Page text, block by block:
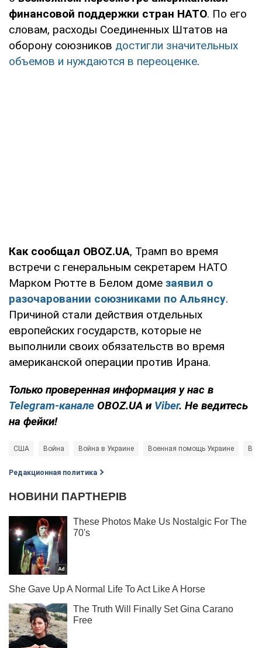
финансовой поддержки стран НАТО. По его
словам, расходы Соединенных Штатов на
оборону союзников достигли значительных
объемов и нуждаются в переоценке.
Как сообщал OBOZ.UA, Трамп во время
встречи с генеральным секретарем НАТО
Марком Рютте в Белом доме заявил о
разочаровании союзниками по Альянсу.
Причиной стали действия отдельных
европейских государств, которые не
выполнили своих обязательств во время
американской операции против Ирана.
Только проверенная информация у нас в
Telegram-канале OBOZ.UA и Viber. Не ведитесь
на фейки!
США Война Война в Украине Военная помощь Украине
Редакционная политика